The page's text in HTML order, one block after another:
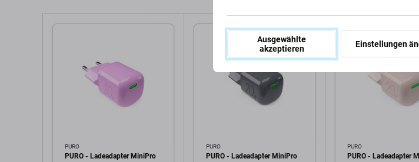
PURO
PURO - Ladeadapter MiniPro
PURO
PURO - Ladeadapter MiniPro
PURO
PURO - Ladeadapter
Ausgewählte
akzeptieren
Einstellungen